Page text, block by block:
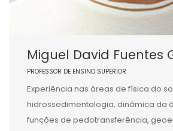
Miguel David Fuentes
PROFESSOR DE ENSINO SUPERIOR
Experiência nas áreas de física do
hidrossedimentologia, dinâmica da
funções de pedotransferência,